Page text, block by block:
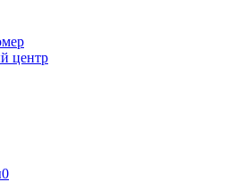
центр
0